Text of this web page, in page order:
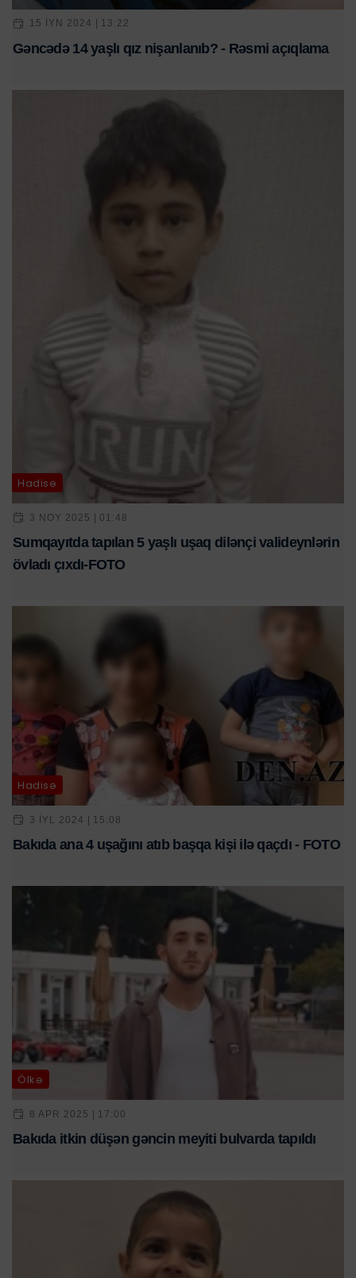
15 IYN 2024 | 13:22
Gəncədə 14 yaşlı qız nişanlanıb? - Rəsmi açıqlama
Hadisə
3 NOY 2025 | 01:48
Sumqayıtda tapılan 5 yaşlı uşaq dilənçi valideynlərin
övladı çıxdı-FOTO
Hadisə
3 IYL 2024 | 15:08
Bakıda ana 4 uşağını atıb başqa kişi ilə qaçdı - FOTO
Ölkə
8 APR 2025 | 17:00
Bakıda itkin düşən gəncin meyiti bulvarda tapıldı